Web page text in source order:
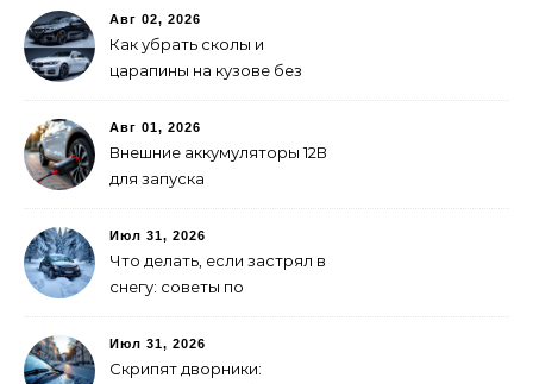
Авг 02, 2026
Как убрать сколы и
царапины на кузове без
Авг 01, 2026
Внешние аккумуляторы 12В
для запуска
выбрать
Июл 31, 2026
Что делать, если застрял в
снегу: советы по
Июл 31, 2026
Скрипят дворники: